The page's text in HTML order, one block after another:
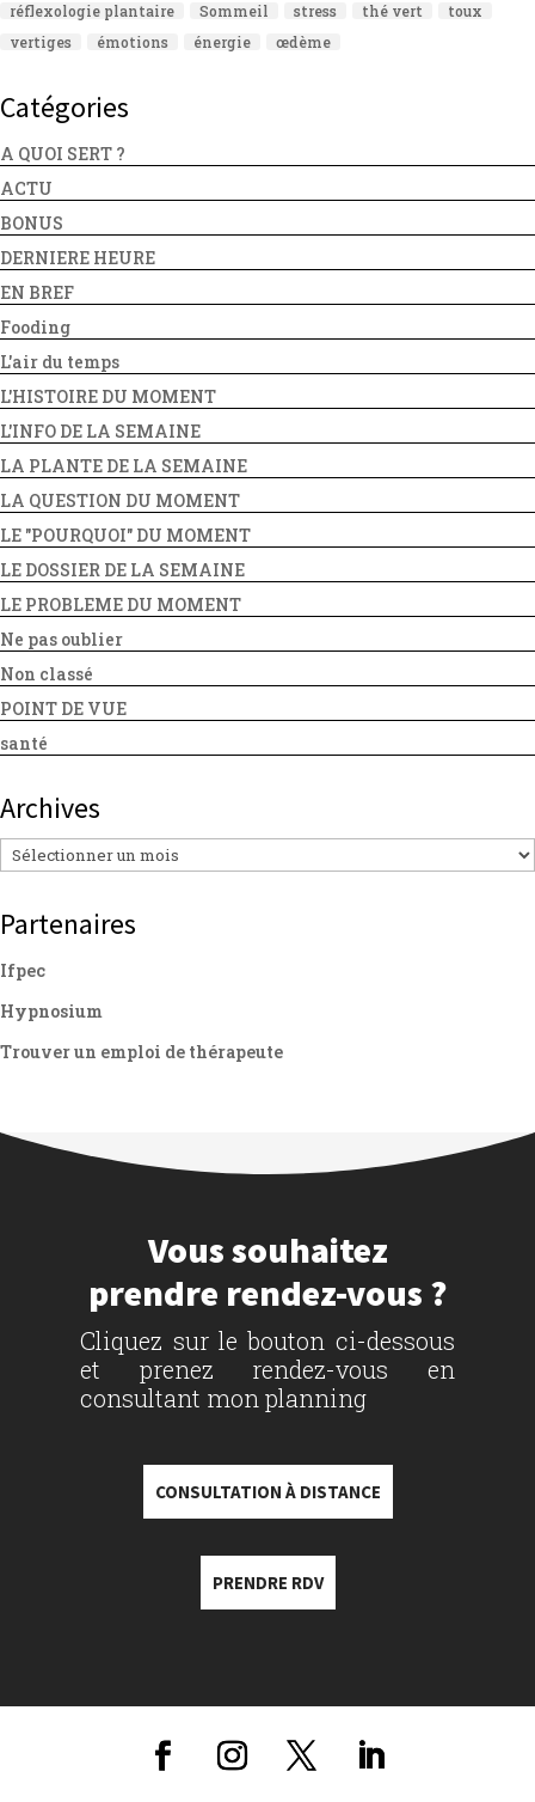
réflexologie plantaire
Sommeil stress thé vert
toux
vertiges
émotions énergie œdème
Catégories
A QUOI SERT ?
ACTU
BONUS
DERNIERE HEURE
EN BREF
Fooding
L'air du temps
L'HISTOIRE DU MOMENT
L'INFO DE LA SEMAINE
LA PLANTE DE LA SEMAINE
LA QUESTION DU MOMENT
LE "POURQUOI" DU MOMENT
LE DOSSIER DE LA SEMAINE
LE PROBLEME DU MOMENT
Ne pas oublier
Non classé
POINT DE VUE
santé
Archives
Archives
Partenaires
Ifpec
Hypnosium
Trouver un emploi de thérapeute
Vous souhaitez
prendre rendez-vous ?
Cliquez sur le bouton ci-dessous
et prenez rendez-vous en
consultant mon planning
CONSULTATION À DISTANCE
PRENDRE RDV